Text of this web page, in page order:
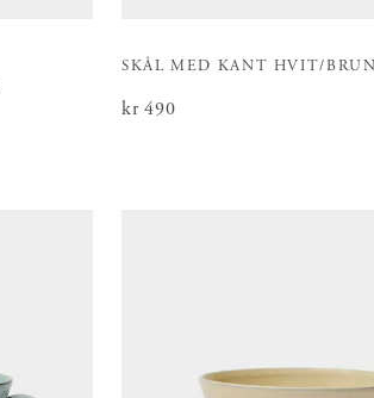
SKÅL MED KANT HVIT/
Pris:kr 490
kr 490